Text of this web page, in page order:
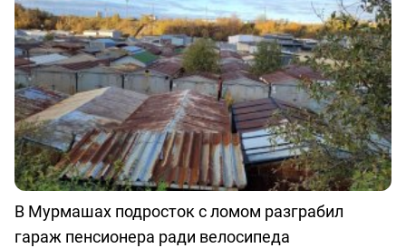
В Мурмашах подросток с ломом разграбил
гараж пенсионера ради велосипеда